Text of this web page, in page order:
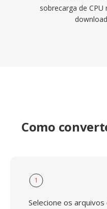
sobrecarga de
Como
1
Selecione os